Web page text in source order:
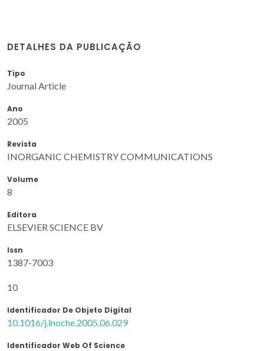
DETALHES DA PUBLICAÇÃO
Tipo
Journal Article
Ano
2005
Revista
INORGANIC CHEMISTRY COMMUNICATIONS
Volume
8
Editora
ELSEVIER SCIENCE BV
Issn
1387-7003
10
Identificador De Objeto Digital
10.1016/j.inoche.2005.06.029
Identificador Web Of Science